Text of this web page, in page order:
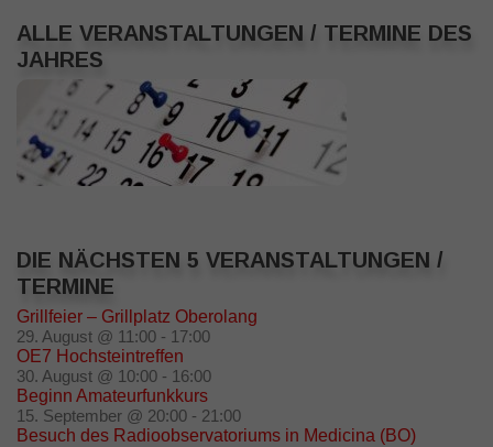
ALLE VERANSTALTUNGEN / TERMINE DES
JAHRES
DIE NÄCHSTEN 5 VERANSTALTUNGEN /
TERMINE
Grillfeier – Grillplatz Oberolang
29. August @ 11:00 - 17:00
OE7 Hochsteintreffen
30. August @ 10:00 - 16:00
Beginn Amateurfunkkurs
15. September @ 20:00 - 21:00
Besuch des Radioobservatoriums in Medicina (BO)